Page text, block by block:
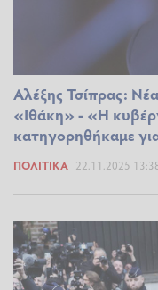
Αλέξης Τσίπρας:
«Ιθάκη» - «Η
κατηγορηθήκαμε
ΠΟΛΙΤΙΚΆ 22.11.2025